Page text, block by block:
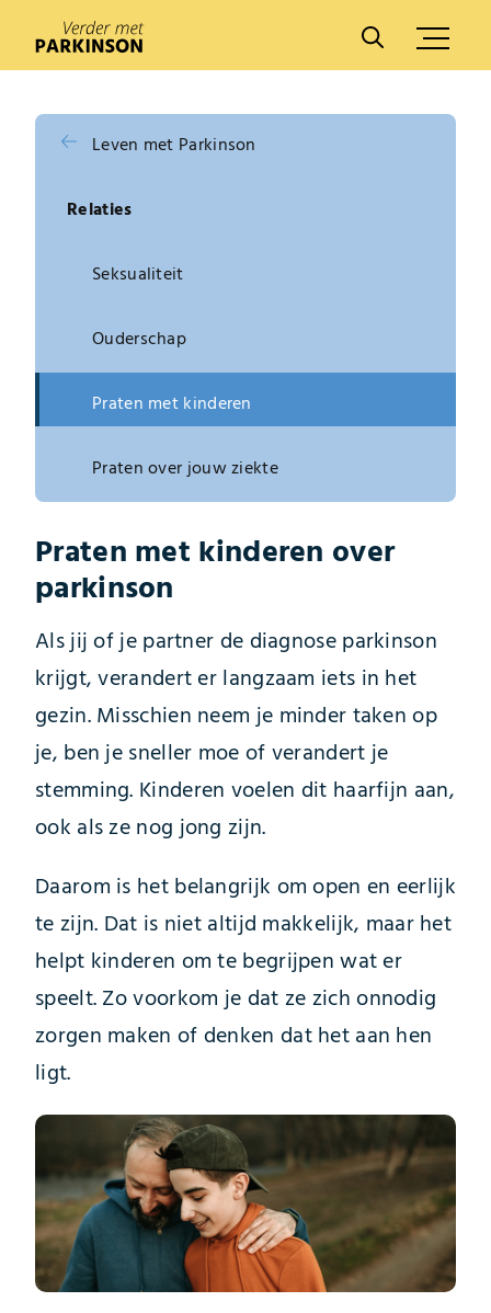
Leven met Parkinson
Relaties
Seksualiteit
Ouderschap
Praten met kinderen
Praten over jouw ziekte
Praten met kinderen over
parkinson
Als jij of je partner de diagnose parkinson
krijgt, verandert er langzaam iets in het
gezin. Misschien neem je minder taken op
je, ben je sneller moe of verandert je
stemming. Kinderen voelen dit haarfijn aan,
ook als ze nog jong zijn.
Daarom is het belangrijk om open en eerlijk
te zijn. Dat is niet altijd makkelijk, maar het
helpt kinderen om te begrijpen wat er
speelt. Zo voorkom je dat ze zich onnodig
zorgen maken of denken dat het aan hen
ligt.